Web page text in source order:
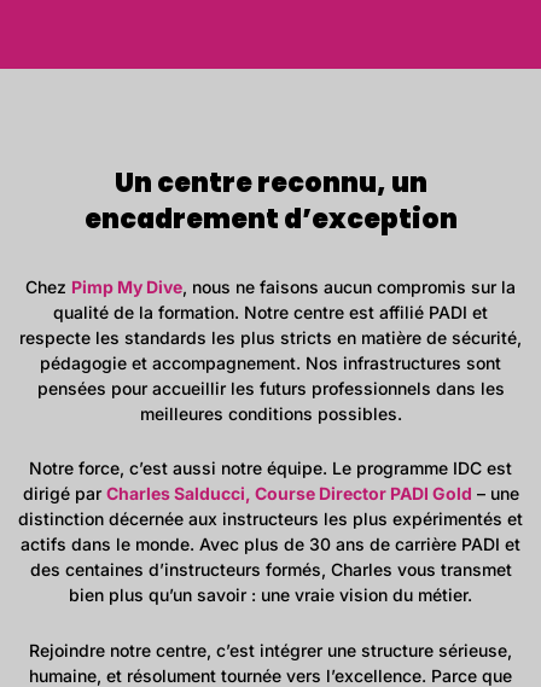
Un centre reconnu, un
encadrement d’exception
Chez Pimp My Dive, nous ne faisons aucun compromis sur la
qualité de la formation. Notre centre est affilié PADI et
respecte les standards les plus stricts en matière de sécurité,
pédagogie et accompagnement. Nos infrastructures sont
pensées pour accueillir les futurs professionnels dans les
meilleures conditions possibles.
Notre force, c’est aussi notre équipe. Le programme IDC est
dirigé par Charles Salducci, Course Director PADI Gold – une
distinction décernée aux instructeurs les plus expérimentés et
actifs dans le monde. Avec plus de 30 ans de carrière PADI et
des centaines d’instructeurs formés, Charles vous transmet
bien plus qu’un savoir : une vraie vision du métier.
Rejoindre notre centre, c’est intégrer une structure sérieuse,
humaine, et résolument tournée vers l’excellence. Parce que